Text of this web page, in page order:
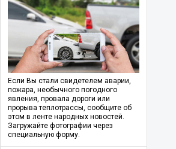
Если Вы стали свидетелем аварии,
пожара, необычного погодного
явления, провала дороги или
прорыва теплотрассы, сообщите об
этом в ленте народных новостей.
Загружайте фотографии через
специальную форму.